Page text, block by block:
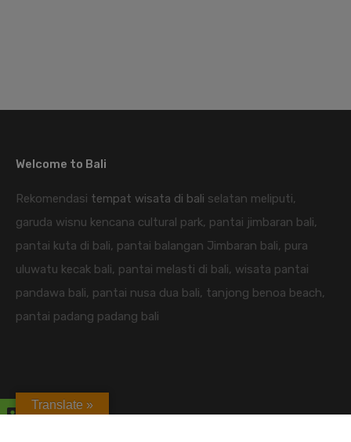
Welcome to Bali
Rekomendasi tempat wisata di bali selatan meliputi,
garuda wisnu kencana cultural park, pantai jimbaran bali,
pantai kuta di bali, pantai balangan Jimbaran bali, pura
uluwatu kecak bali, pantai melasti di bali, wisata pantai
pandawa bali, pantai nusa dua bali, tanjong benoa beach,
pantai padang padang bali
Translate »